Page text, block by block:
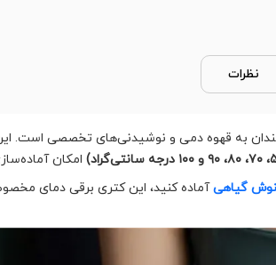
نظرات
به قهوه دمی و نوشیدنی‌های تخصصی است.
امکان
گیاهیآماده کنید، این کتری برقی دمای